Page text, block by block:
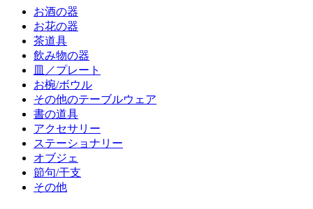
お酒の器
お花の器
茶道具
飲み物の器
皿／プレート
お椀/ボウル
その他のテーブルウェア
書の道具
アクセサリー
ステーショナリー
オブジェ
節句/干支
その他